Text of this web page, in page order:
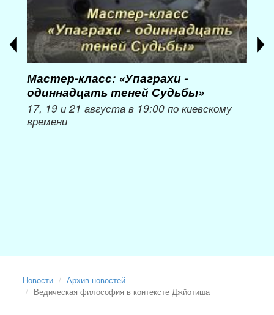
Мастер-класс: «Упаграхи -
одиннадцать теней Судьбы»
17, 19 и 21 августа в 19:00 по киевскому
времени
Новости
Архив новостей
Ведическая философия в контексте Джйотиша